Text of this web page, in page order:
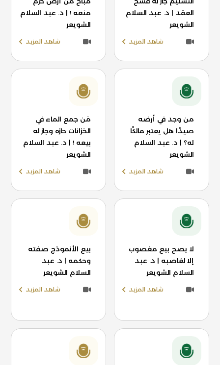
العقد | د. عبد السلام
الشويعر
شاهد المزيد
منعه ! | د. عبد السلام
الشويعر
شاهد المزيد
من وجد في أرضه
صيدًا هل يعتبر مالكًا
له؟ | د. عبد السلام
الشويعر
شاهد المزيد
مَن جمع الماء في
الخزانات حازه وجاز له
بيعه ! | د. عبد السلام
الشويعر
شاهد المزيد
لا يصح بيع مغصوب
إلا لغاصبه | د. عبد
السلام الشويعر
شاهد المزيد
بيع الأنموذج صفته
وحكمه | د. عبد
السلام الشويعر
شاهد المزيد